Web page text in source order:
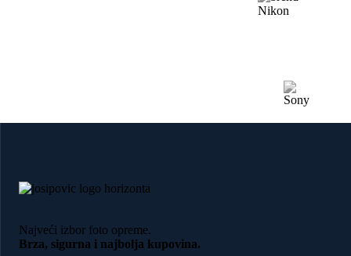
Najveći izbor foto opreme.
Brza, sigurna i najbolja kupovina.